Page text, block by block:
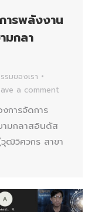
ารพลังงาน
มกลา
รมของเรา
a comment
การจัดการ
มกลาสอินดัส
ฒิวิศวกร สาขา